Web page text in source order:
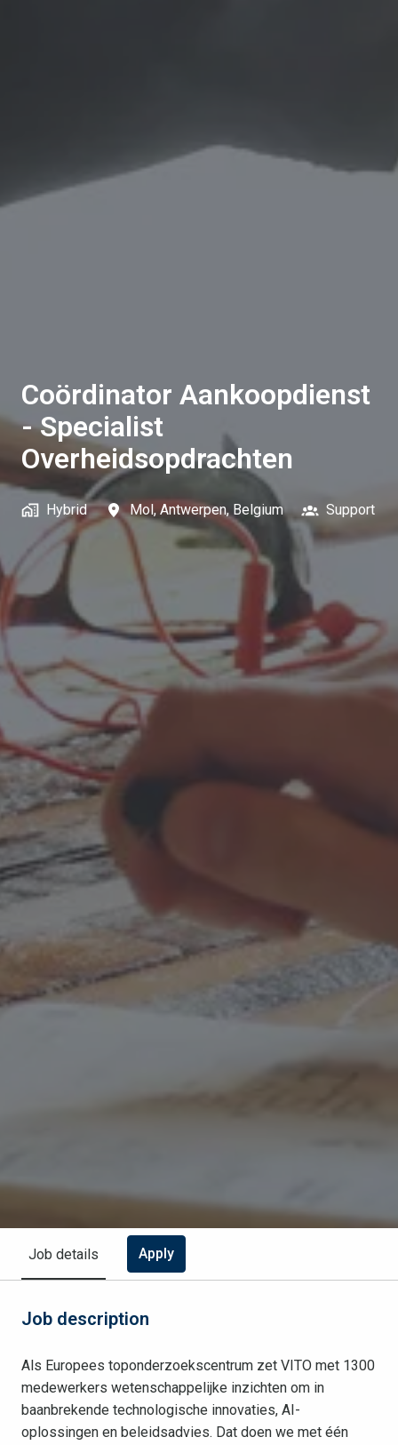
Coördinator Aankoopdienst
- Specialist
Overheidsopdrachten
Hybrid Mol, Antwerpen, Belgium Support
Job details Apply
Job description
Als Europees toponderzoekscentrum zet VITO met 1300
medewerkers wetenschappelijke inzichten om in
baanbrekende technologische innovaties, AI-
oplossingen en beleidsadvies. Dat doen we met één